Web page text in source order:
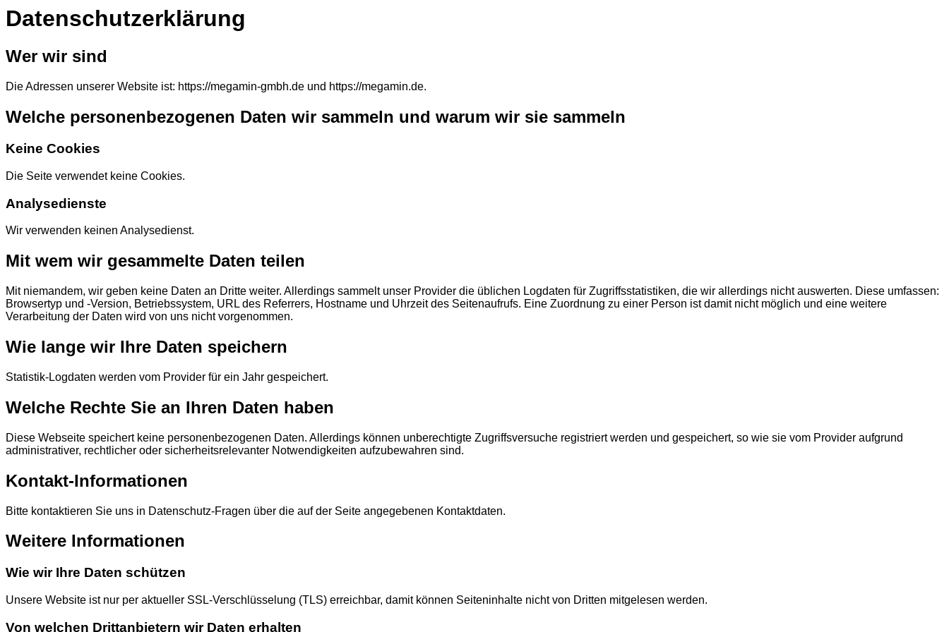
Datenschutzerklärung
Wer wir sind
Die Adressen unserer Website ist: https://megamin-gmbh.de und https://megamin.de.
Welche personenbezogenen Daten wir sammeln und warum wir sie sammeln
Keine Cookies
Die Seite verwendet keine Cookies.
Analysedienste
Wir verwenden keinen Analysedienst.
Mit wem wir gesammelte Daten teilen
Mit niemandem, wir geben keine Daten an Dritte weiter. Allerdings sammelt unser Provider die üblichen Logdaten für Zugriffsstatistiken, die wir allerdings nicht auswerten. Diese umfassen:
Browsertyp und -Version, Betriebssystem, URL des Referrers, Hostname und Uhrzeit des Seitenaufrufs. Eine Zuordnung zu einer Person ist damit nicht möglich und eine weitere
Verarbeitung der Daten wird von uns nicht vorgenommen.
Wie lange wir Ihre Daten speichern
Statistik-Logdaten werden vom Provider für ein Jahr gespeichert.
Welche Rechte Sie an Ihren Daten haben
Diese Webseite speichert keine personenbezogenen Daten. Allerdings können unberechtigte Zugriffsversuche registriert werden und gespeichert, so wie sie vom Provider aufgrund
administrativer, rechtlicher oder sicherheitsrelevanter Notwendigkeiten aufzubewahren sind.
Kontakt-Informationen
Bitte kontaktieren Sie uns in Datenschutz-Fragen über die auf der Seite angegebenen Kontaktdaten.
Weitere Informationen
Wie wir Ihre Daten schützen
Unsere Website ist nur per aktueller SSL-Verschlüsselung (TLS) erreichbar, damit können Seiteninhalte nicht von Dritten mitgelesen werden.
Von welchen Drittanbietern wir Daten erhalten